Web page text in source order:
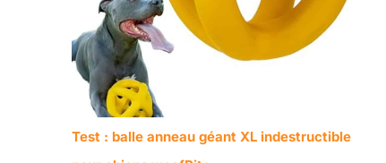
Test : balle anneau géant XL indestructible